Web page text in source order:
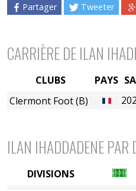
Partager Tweeter
CARRIÈRE DE ILAN
PAYS
CLUBS
Clermont Foot (B)
ILAN IHADDADENE PAR
DIVISIONS